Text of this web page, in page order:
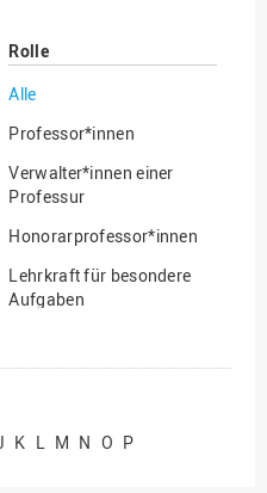
Rolle
Alle
Professor*innen
Verwalter*innen einer
Professur
Honorarprofessor*innen
Lehrkraft für besondere
Aufgaben
Professor*innen im
K L M N O P